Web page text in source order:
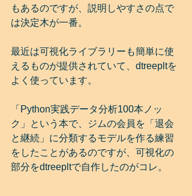
もあるのですが、説明しやすさの点で
は決定木が一番。
最近は可視化ライブラリーも簡単に使
えるものが提供されていて、dtreepltを
よく使っています。
「Python実践データ分析100本ノッ
ク」という本で、ジムの会員を「退会
と継続」に分類するモデルを作る練習
をしたことがあるのですが、可視化の
部分をdtreepltで自作したのがコレ。